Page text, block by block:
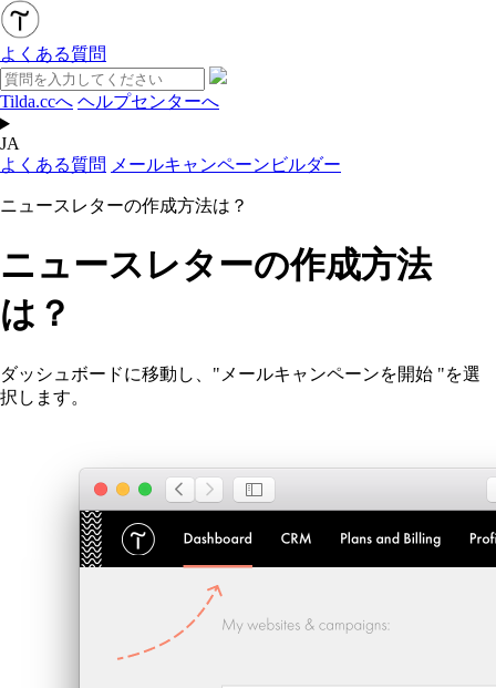
よくある質問
Tilda.ccへ ヘルプセンターへ
JA
よくある質問 メールキャンペーンビルダー
ニュースレターの作成方法は？
ニュースレターの作成方法
は？
ダッシュボードに移動し、"メールキャンペーンを開始 "を選
択します。